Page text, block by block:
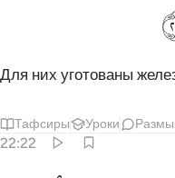
Для них уготованы
Тафсиры Уроки
22:22